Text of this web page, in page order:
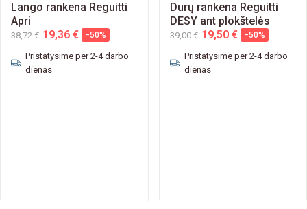
Lango rankena Reguitti
Apri
38,72 € 19,36 € −50%
Pristatysime per 2-4 darbo
dienas
Durų rankena Reguitti
DESY ant plokštelės
39,00 € 19,50 € −50%
Pristatysime per 2-4 darbo
dienas